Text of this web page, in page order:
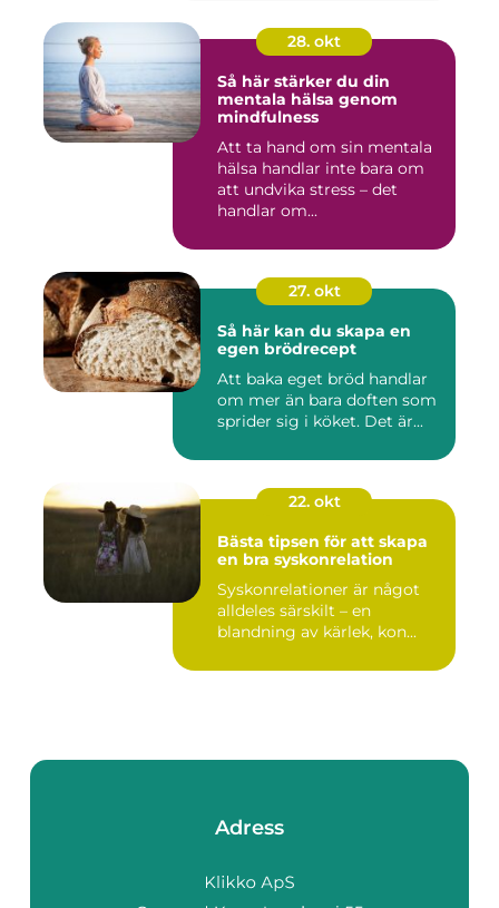
28. okt
Så här stärker du din
mentala hälsa genom
mindfulness
Att ta hand om sin mentala
hälsa handlar inte bara om
att undvika stress – det
handlar om...
27. okt
Så här kan du skapa en
egen brödrecept
Att baka eget bröd handlar
om mer än bara doften som
sprider sig i köket. Det är...
22. okt
Bästa tipsen för att skapa
en bra syskonrelation
Syskonrelationer är något
alldeles särskilt – en
blandning av kärlek, kon...
Adress